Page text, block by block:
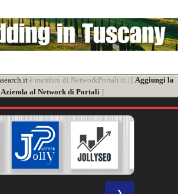
è membro di NetworkPortali.it | [ Aggiungi la
Azienda al Network di Portali]